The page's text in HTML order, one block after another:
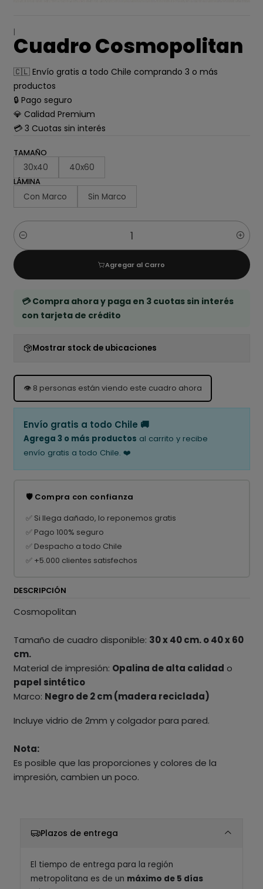
|
Cuadro Cosmopolitan
🇨🇱 Envío gratis a todo Chile comprando 3 o más
productos
🔒 Pago seguro
💎 Calidad Premium
💳 3 Cuotas sin interés
TAMAÑO
30x40 40x60
LÁMINA
Con Marco Sin Marco
Cantidad
Agregar al Carro
💳 Compra ahora y paga en 3 cuotas sin interés
con tarjeta de crédito
Mostrar stock de ubicaciones
👁️ 8 personas están viendo este cuadro ahora
Envío gratis a todo Chile 🚚
Agrega 3 o más productos al carrito y recibe
envío gratis a todo Chile. ❤️
🛡️ Compra con confianza
✅ Si llega dañado, lo reponemos gratis
✅ Pago 100% seguro
✅ Despacho a todo Chile
✅ +5.000 clientes satisfechos
DESCRIPCIÓN
Cosmopolitan
Tamaño de cuadro disponible: 30 x 40 cm. o 40 x 60
cm.
Material de impresión: Opalina de alta calidad o
papel sintético
Marco: Negro de 2 cm (madera reciclada)
Incluye vidrio de 2mm y colgador para pared.
Nota:
Es posible que las proporciones y colores de la
impresión, cambien un poco.
Plazos de entrega
El tiempo de entrega para la región
metropolitana es de un máximo de 5 días